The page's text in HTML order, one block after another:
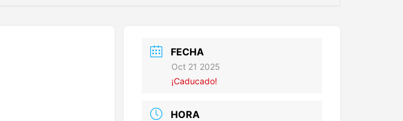
FECHA
Oct 21 2025
¡Caducado!
HORA